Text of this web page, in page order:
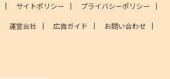
サイトポリシー
プライバシーポリシー
運営会社 広告ガイド
お問い合わせ